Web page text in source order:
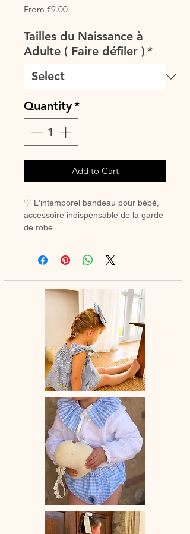
From €9.00Sale
Tailles du Naissance à
Adulte ( Faire défiler ) *
Quantity*
Add to Cart
♡ L'intemporel bandeau pour bébé,
accessoire indispensable de la garde
de robe.
28 jours ouvrés selon les commandes
♡ Lavage à la main ou en machine
30° max, couleurs similaires, cycle
délicat. Ne pas utilser de sèche-linge.